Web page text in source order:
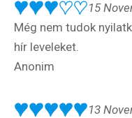
15
Még nem tudok
hír leveleket.
Anonim
13